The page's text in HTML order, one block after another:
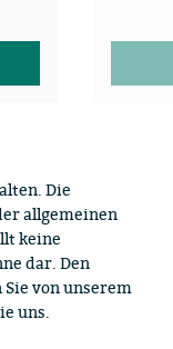
Die
allgemeinen
keine
dar. Den
von unserem
uns.